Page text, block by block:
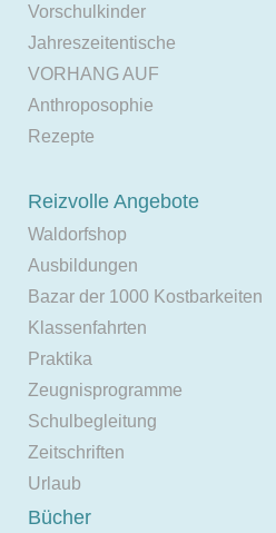
Vorschulkinder
Jahreszeitentische
VORHANG AUF
Anthroposophie
Rezepte
Reizvolle Angebote
Waldorfshop
Ausbildungen
Bazar der 1000 Kostbarkeiten
Klassenfahrten
Praktika
Zeugnisprogramme
Schulbegleitung
Zeitschriften
Urlaub
Bücher